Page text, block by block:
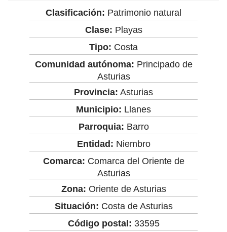
Clasificación: Patrimonio natural
Clase: Playas
Tipo: Costa
Comunidad autónoma: Principado de
Asturias
Provincia: Asturias
Municipio: Llanes
Parroquia: Barro
Entidad: Niembro
Comarca: Comarca del Oriente de
Asturias
Zona: Oriente de Asturias
Situación: Costa de Asturias
Código postal: 33595